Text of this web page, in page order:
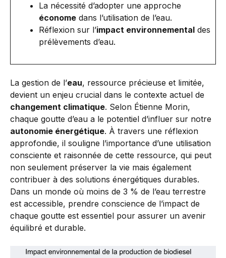
La nécessité d’adopter une approche
économe dans l’utilisation de l’eau.
Réflexion sur l’impact environnemental des
prélèvements d’eau.
La gestion de l’eau, ressource précieuse et limitée,
devient un enjeu crucial dans le contexte actuel de
changement climatique. Selon Étienne Morin,
chaque goutte d’eau a le potentiel d’influer sur notre
autonomie énergétique. À travers une réflexion
approfondie, il souligne l’importance d’une utilisation
consciente et raisonnée de cette ressource, qui peut
non seulement préserver la vie mais également
contribuer à des solutions énergétiques durables.
Dans un monde où moins de 3 % de l’eau terrestre
est accessible, prendre conscience de l’impact de
chaque goutte est essentiel pour assurer un avenir
équilibré et durable.